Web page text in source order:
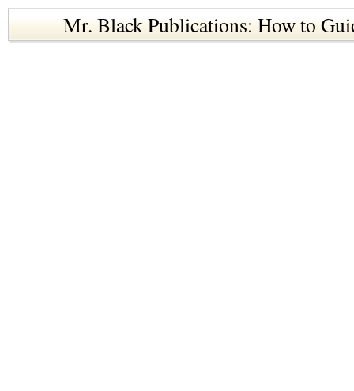
Mr. Black Publications: How to